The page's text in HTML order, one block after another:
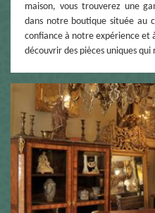
maison, vous trouverez une
dans notre boutique située au
confiance à notre expérience
découvrir des pièces uniques